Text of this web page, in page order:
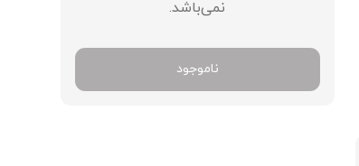
نمی‌باشد.
ناموجود